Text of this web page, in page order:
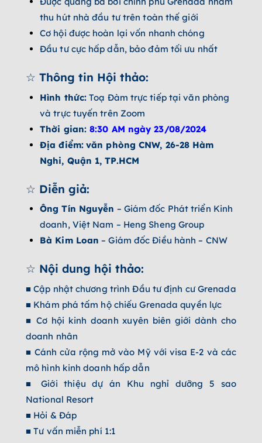
thu hút nhà đầu tư trên toàn thế giới
Cơ hội được hoàn lại vốn nhanh chóng
Đầu tư cực hấp dẫn, bảo đảm tối ưu nhất
☆ Thông tin Hội thảo:
Hình thức: Toạ Đàm trực tiếp tại văn phòng
và trực tuyến trên Zoom
Thời gian: 8:30 AM ngày 23/08/2024
Địa điểm: văn phòng CNW, 26-28 Hàm
Nghi, Quận 1, TP.HCM
☆ Diễn giả:
Ông Tín Nguyễn – Giám đốc Phát triển Kinh
doanh, Việt Nam – Heng Sheng Group
Bà Kim Loan – Giám đốc Điều hành – CNW
☆ Nội dung hội thảo:
■ Cập nhật chương trình Đầu tư định cư Grenada
■ Khám phá tấm hộ chiếu Grenada quyền lực
■ Cơ hội kinh doanh xuyên biên giới dành cho
doanh nhân
■ Cánh cửa rộng mở vào Mỹ với visa E-2 và các
mô hình kinh doanh hấp dẫn
■ Giới thiệu dự án Khu nghỉ dưỡng 5 sao
National Resort
■ Hỏi & Đáp
■ Tư vấn miễn phí 1:1